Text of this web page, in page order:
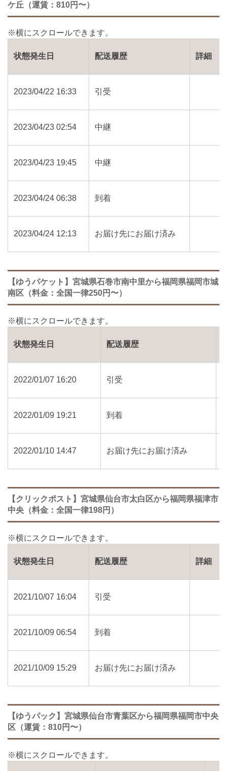
ケ丘（運賃：810円〜）
状態発生日 配送履歴 詳細
2023/04/22 16:33 引受
2023/04/23 02:54 中継
2023/04/23 19:45 中継
2023/04/24 06:38 到着
2023/04/24 12:13 お届け先にお届け済み
【ゆうパケット】宮城県石巻市南中里から福岡県福岡市城
南区（料金：全国一律250円〜）
状態発生日 配送履歴
2022/01/07 16:20 引受
2022/01/09 19:21 到着
2022/01/10 14:47 お届け先にお届け済み
【クリックポスト】宮城県仙台市太白区から福岡県福津市
中央（料金：全国一律198円）
状態発生日 配送履歴 詳細
2021/10/07 16:04 引受
2021/10/09 06:54 到着
2021/10/09 15:29 お届け先にお届け済み
【ゆうパック】宮城県仙台市青葉区から福岡県福岡市中央
区（運賃：810円〜）